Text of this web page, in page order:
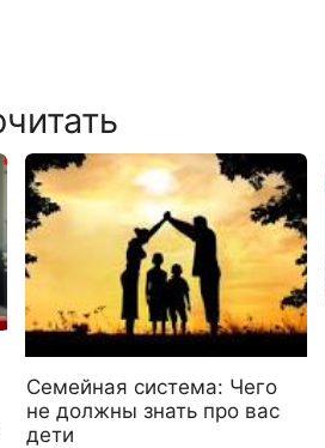
Семейная система: Чего
не должны знать про вас
дети